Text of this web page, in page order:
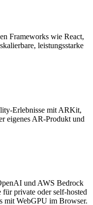
Frameworks wie React,
leistungsstarke
Erlebnisse mit ARKit,
eigenes AR-Produkt und
und AWS Bedrock
private oder self-hosted
mit WebGPU im Browser.